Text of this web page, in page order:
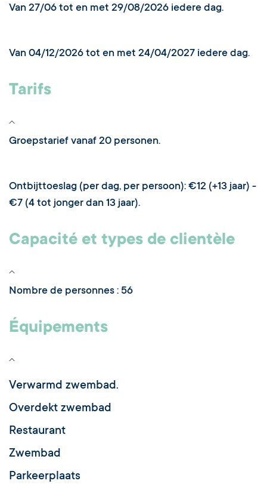
Van 27/06 tot en met 29/08/2026 iedere dag.
Van 04/12/2026 tot en met 24/04/2027 iedere dag.
Tarifs
Groepstarief vanaf 20 personen.
Ontbijttoeslag (per dag, per persoon): €12 (+13 jaar) -
€7 (4 tot jonger dan 13 jaar).
Capacité et types de clientèle
Nombre de personnes : 56
Équipements
Verwarmd zwembad.
Overdekt zwembad
Restaurant
Zwembad
Parkeerplaats